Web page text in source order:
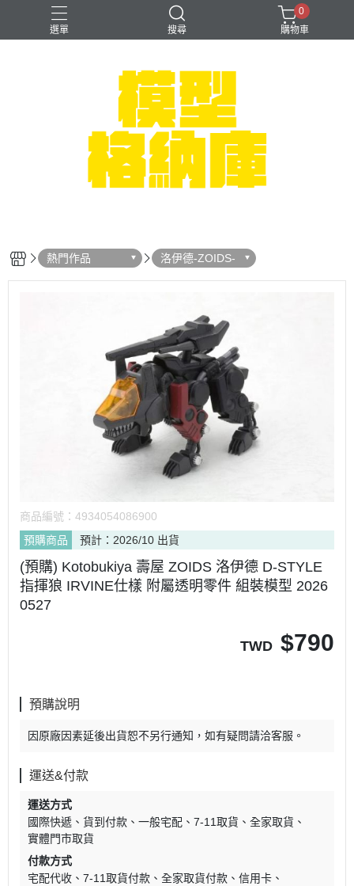
選單 搜尋
可以色色
崩壞：星穹鐵道
0
購物車
熱門作品 洛伊德-ZOIDS-
商品編號： 4934054086900
預購商品
預計：2026/10 出貨
(預購) Kotobukiya 壽屋 ZOIDS 洛伊德 D-STYLE
指揮狼 IRVINE仕樣 附屬透明零件 組裝模型 2026
0527
TWD $790
預購說明
因原廠因素延後出貨恕不另行通知，如有疑問請洽客服。
運送&付款
運送方式
國際快遞
貨到付款 一般宅配 7-11取貨
全家取貨
實體門市取貨
付款方式
宅配代收
7-11取貨付款 全家取貨付款
信用卡